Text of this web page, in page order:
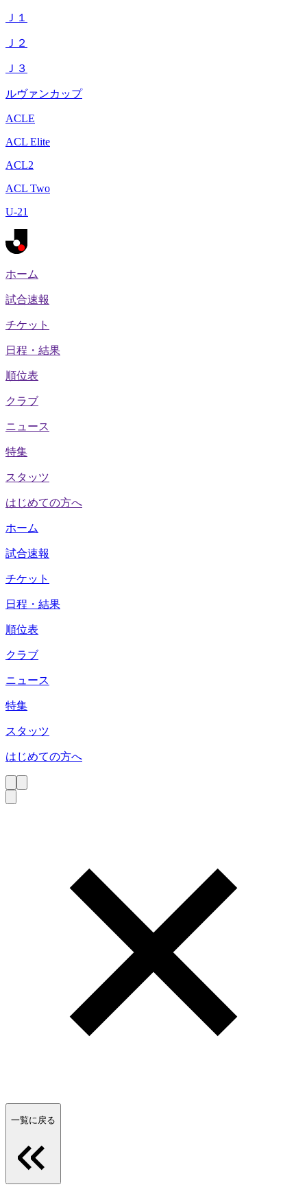
Ｊ１
Ｊ２
Ｊ３
ルヴァンカップ
ACLE
ACL Elite
ACL2
ACL Two
U-21
ホーム
試合速報
チケット
日程・結果
順位表
クラブ
ニュース
特集
スタッツ
はじめての方へ
ホーム
試合速報
チケット
日程・結果
順位表
クラブ
ニュース
特集
スタッツ
はじめての方へ
一覧に戻る